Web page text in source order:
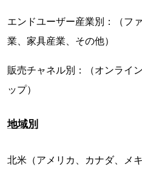
エンドユーザー産業別：（フ
業、家具産業、その他）
販売チャネル別：（オンライ
ップ）
地域別
北米（アメリカ、カナダ、メキ